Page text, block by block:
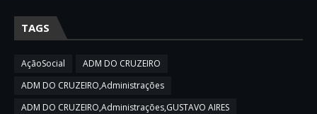
TAGS
AçãoSocial
ADM DO CRUZEIRO
ADM DO CRUZEIRO,Administrações
ADM DO CRUZEIRO,Administrações,GUSTAVO AIRES